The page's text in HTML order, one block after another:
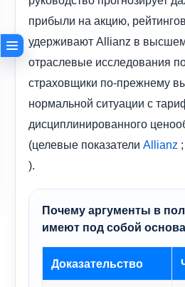
прибыли на акцию,
удерживают Allianz в
отраслевые исследования
страховщики по-прежнему
нормальной ситуации с
дисциплинированного
(целевые показатели Allianz ;
).
Почему аргументы в
имеют под собой
Доказательство